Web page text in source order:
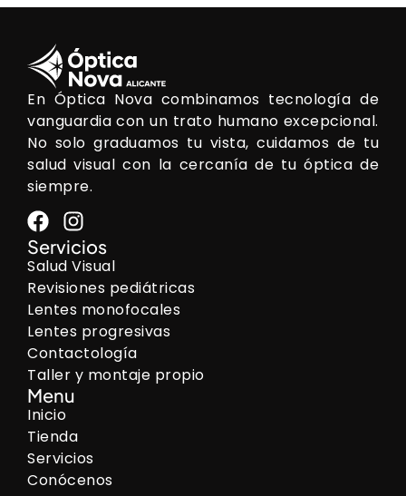
En Óptica Nova combinamos tecnología de
vanguardia con un trato humano excepcional.
No solo graduamos tu vista, cuidamos de tu
salud visual con la cercanía de tu óptica de
siempre.
Servicios
Salud Visual
Revisiones pediátricas
Lentes monofocales
Lentes progresivas
Contactología
Taller y montaje propio
Menu
Inicio
Tienda
Servicios
Conócenos